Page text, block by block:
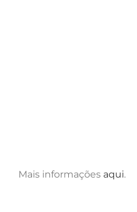
Mais informações aqui.